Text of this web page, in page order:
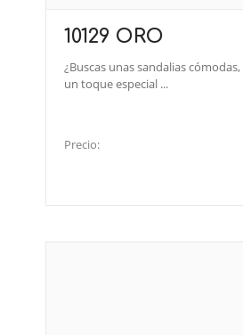
10129 ORO
¿Buscas unas sandalias
un toque especial ...
Precio: